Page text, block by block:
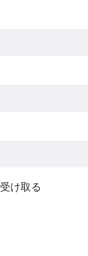
け取る